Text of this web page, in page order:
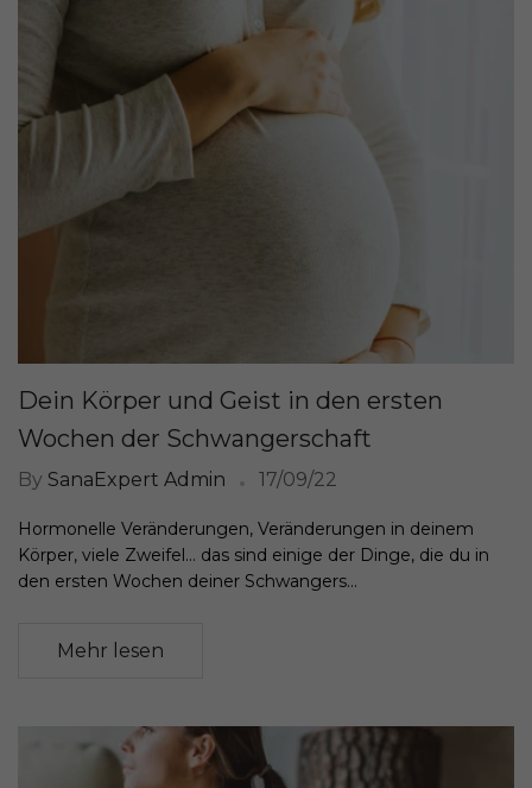
Dein Körper und Geist in den ersten
Wochen der Schwangerschaft
By SanaExpert Admin 17/09/22
Hormonelle Veränderungen, Veränderungen in deinem
Körper, viele Zweifel... das sind einige der Dinge, die du in
den ersten Wochen deiner Schwangers...
Mehr lesen